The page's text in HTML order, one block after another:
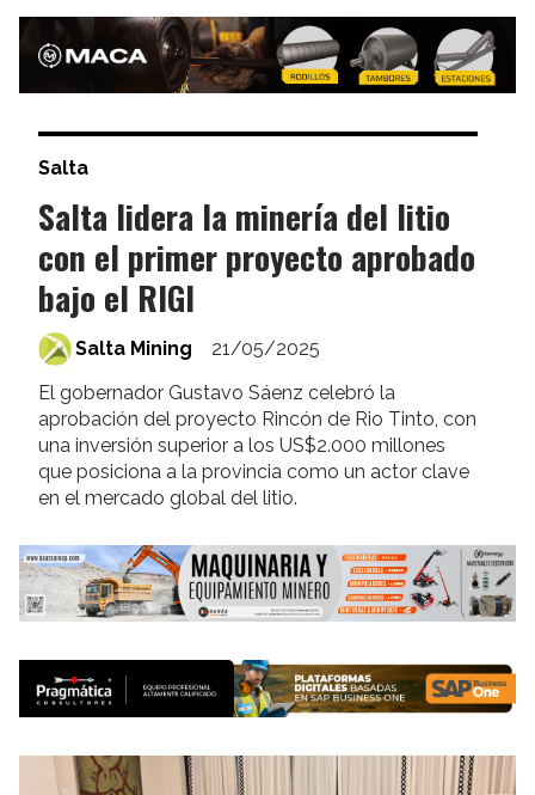
Salta lidera la minería del litio
con el primer proyecto aprobado
bajo el RIGI
El gobernador Gustavo Sáenz celebró la
aprobación del proyecto Rincón de Rio Tinto, con
una inversión superior a los US$2.000 millones
que posiciona a la provincia como un actor clave
en el mercado global del litio.
Salta
21/05/2025
Salta Mining